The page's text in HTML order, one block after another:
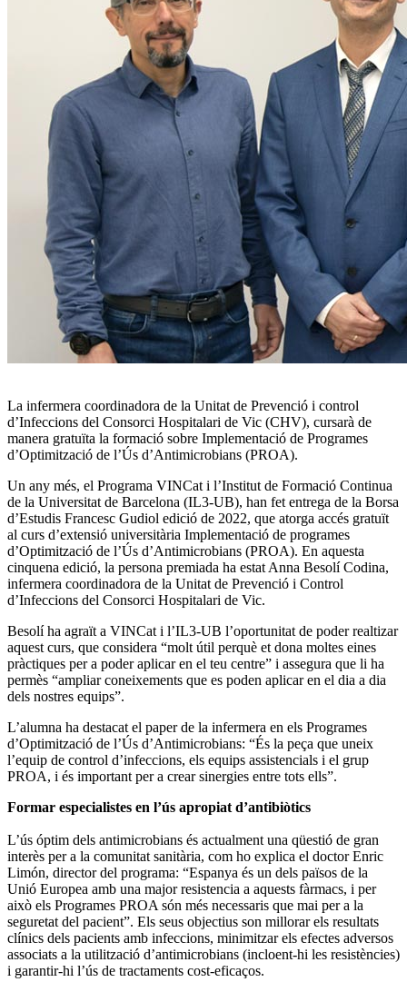
La infermera coordinadora de la Unitat de Prevenció i control
d’Infeccions del Consorci Hospitalari de Vic (CHV), cursarà de
manera gratuïta la formació sobre Implementació de Programes
d’Optimització de l’Ús d’Antimicrobians (PROA).
Un any més, el Programa VINCat i l’Institut de Formació Continua
de la Universitat de Barcelona (IL3-UB), han fet entrega de la Borsa
d’Estudis Francesc Gudiol edició de 2022, que atorga accés gratuït
al curs d’extensió universitària Implementació de programes
d’Optimització de l’Ús d’Antimicrobians (PROA). En aquesta
cinquena edició, la persona premiada ha estat Anna Besolí Codina,
infermera coordinadora de la Unitat de Prevenció i Control
d’Infeccions del Consorci Hospitalari de Vic.
Besolí ha agraït a VINCat i l’IL3-UB l’oportunitat de poder realtizar
aquest curs, que considera “molt útil perquè et dona moltes eines
pràctiques per a poder aplicar en el teu centre” i assegura que li ha
permès “ampliar coneixements que es poden aplicar en el dia a dia
dels nostres equips”.
L’alumna ha destacat el paper de la infermera en els Programes
d’Optimització de l’Ús d’Antimicrobians: “És la peça que uneix
l’equip de control d’infeccions, els equips assistencials i el grup
PROA, i és important per a crear sinergies entre tots ells”.
Formar especialistes en l’ús apropiat d’antibiòtics
L’ús óptim dels antimicrobians és actualment una qüestió de gran
interès per a la comunitat sanitària, com ho explica el doctor Enric
Limón, director del programa: “Espanya és un dels països de la
Unió Europea amb una major resistencia a aquests fàrmacs, i per
això els Programes PROA són més necessaris que mai per a la
seguretat del pacient”. Els seus objectius son millorar els resultats
clínics dels pacients amb infeccions, minimitzar els efectes adversos
associats a la utilització d’antimicrobians (incloent-hi les resistències)
i garantir-hi l’ús de tractaments cost-eficaços.